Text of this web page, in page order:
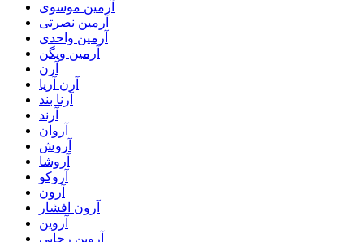
آرمین موسوی
آرمین نصرتی
آرمین واحدی
آرمین ویگن
آرن
آرن آریا
آرنا بند
آرند
آروان
آروش
آروشا
آروکو
آرون
آرون افشار
آروین
آروین رجایی